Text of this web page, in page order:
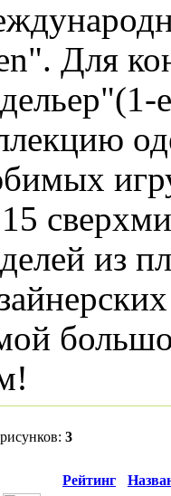
Для
из
3
Рейтинг